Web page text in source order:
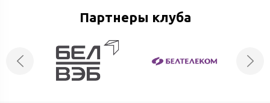
Партнеры клуба